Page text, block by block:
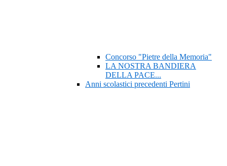
Concorso "Pietre della Memoria"
LA NOSTRA BANDIERA
DELLA PACE...
Anni scolastici precedenti Pertini